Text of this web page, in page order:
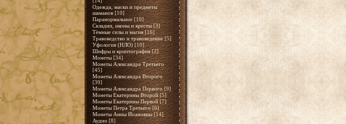
Одежда, маски и предметы
шаманов [10]
Паранормальное [19]
Складни, иконы и кресты [3]
Тёмные силы и магия [16]
Травоведство и травоведение [5]
Уфология (НЛО) [10]
Шифры и криптография [2]
Монеты [34]
Монеты Александра Третьего
[45]
Монеты Александра Второго
[39]
Монеты Александра Первого [9]
Монеты Екатерины Второй [5]
Монеты Екатерины Первой [7]
Монеты Петра Третьего [6]
Монеты Анны Иоановны [14]
Аудио [8]